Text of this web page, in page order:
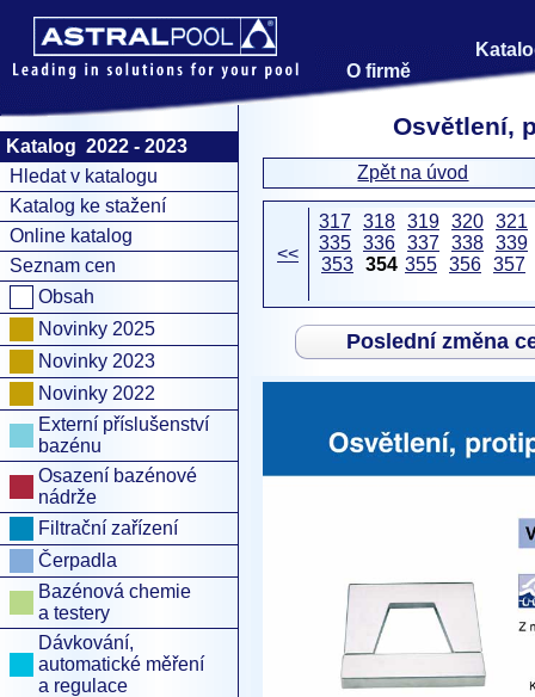
O firmě
Katalog 2022 - 2023
Hledat v katalogu
Katalog ke stažení
Online katalog
Seznam cen
Obsah
Novinky 2025
Novinky 2023
Novinky 2022
Externí příslušenství
bazénu
Osazení bazénové
nádrže
Filtrační zařízení
Čerpadla
Bazénová chemie
a testery
Dávkování,
automatické měření
a regulace
Osvětlení,
Zpět na úvod
<<
317 318 319 320 321
335 336 337 338 339
353 354 355 356 357
Poslední změna